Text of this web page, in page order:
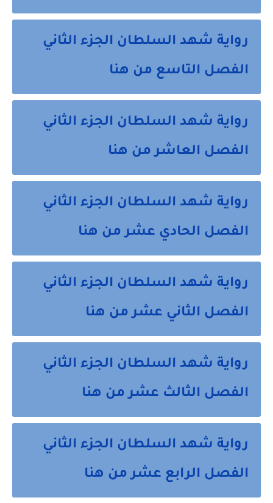
رواية شهد السلطان الجزء الثاني
الفصل التاسع من هنا
رواية شهد السلطان الجزء الثاني
الفصل العاشر من هنا
رواية شهد السلطان الجزء الثاني
الفصل الحادي عشر من هنا
رواية شهد السلطان الجزء الثاني
الفصل الثاني عشر من هنا
رواية شهد السلطان الجزء الثاني
الفصل الثالث عشر من هنا
رواية شهد السلطان الجزء الثاني
الفصل الرابع عشر من هنا